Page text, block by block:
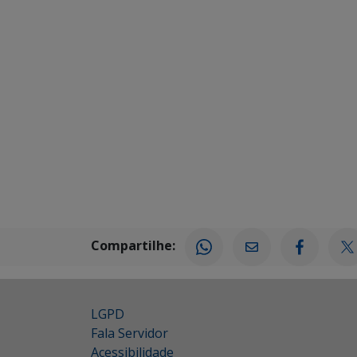
Compartilhe:
LGPD
Fala Servidor
Acessibilidade